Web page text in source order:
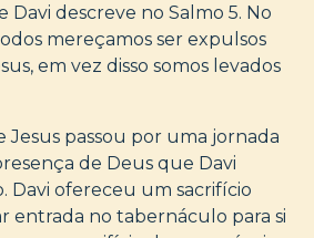
Davi descreve no Salmo 5. No
mereçamos ser expulsos
em vez disso somos levados
Jesus passou por uma jornada
de Deus que Davi
Davi ofereceu um sacrifício
entrada no tabernáculo para si